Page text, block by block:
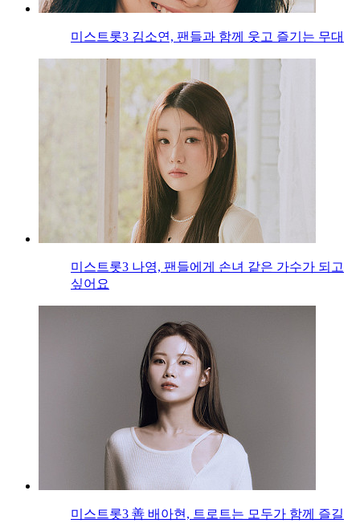
미스트롯3 김소연, 팬들과 함께 웃고 즐기는 무대
미스트롯3 나영, 팬들에게 손녀 같은 가수가 되고
싶어요
미스트롯3 善 배아현, 트로트는 모두가 함께 즐길